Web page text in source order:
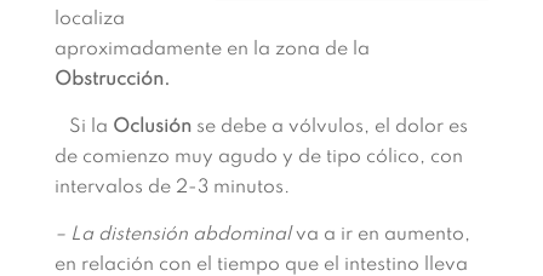
localiza
aproximadamente en la zona de la
Obstrucción.
Si la Oclusiónse debe a vólvulos, el dolor es
de comienzo muy agudo y de tipo cólico, con
intervalos de 2-3 minutos.
– La distensión abdominalva a ir en aumento,
en relación con el tiempo que el intestino lleva